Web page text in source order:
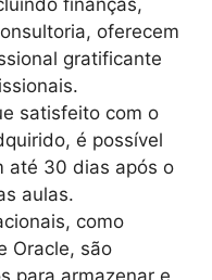
oferecem
gratificante
satisfeito com o
é possível
até 30 dias após o
aulas.
como
Oracle, são
para armazenar e